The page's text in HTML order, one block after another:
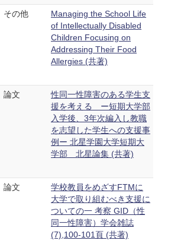
その他
Managing the School Life
of Intellectually Disabled
Children Focusing on
Addressing Their Food
Allergies (共著)
論文
性同一性障害のある学生支
援を考える ー短期大学部
入学後、3年次編入し教職
を志望した学生への支援事
例ー 北星学園大学短期大
学部 北星論集 (共著)
論文
学校教員をめざすFTMに
大学で取り組むべき支援に
ついての一 考察 GID（性
同一性障害）学会雑誌
(7),100-101頁 (共著)